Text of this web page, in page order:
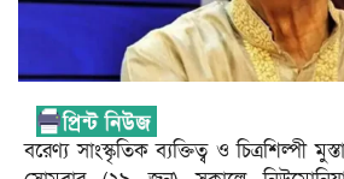
বরেণ্য সাংস্কৃতিক ব্যক্তিত্ব ও চিত্রশিল্পী